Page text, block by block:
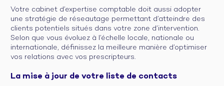
Votre cabinet d’expertise comptable doit aussi adopter
une stratégie de réseautage permettant d’atteindre des
clients potentiels situés dans votre zone d’intervention.
Selon que vous évoluez à l’échelle locale, nationale ou
internationale, définissez la meilleure manière d’optimiser
vos relations avec vos prescripteurs.
La mise à jour de votre liste de contacts